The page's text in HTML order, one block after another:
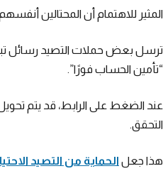
المثير للاهتمام أن المحتالين
ترسل بعض حملات التصيد رسائل
“تأمين الحساب فورًا”.
عند الضغط على الرابط، قد يتم
التحقق.
هذا جعل الحماية من التصيد